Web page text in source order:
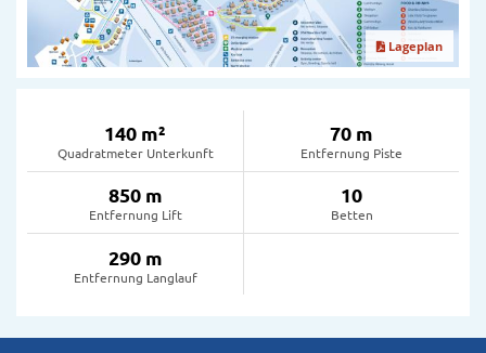
Lageplan
140 m²
Quadratmeter Unterkunft
70 m
Entfernung Piste
850 m
Entfernung Lift
10
Betten
290 m
Entfernung Langlauf